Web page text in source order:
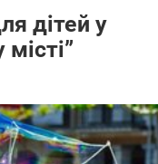
дітей у